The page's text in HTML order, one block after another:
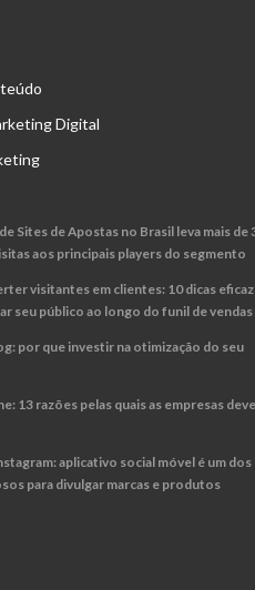
Digital
Sites de Apostas no Brasil leva mais de
aos principais players do segmento
visitantes em clientes: 10 dicas
seu público ao longo do funil de vendas
por que investir na otimização do seu
13 razões pelas quais as empresas
aplicativo social móvel é um dos
para divulgar marcas e produtos